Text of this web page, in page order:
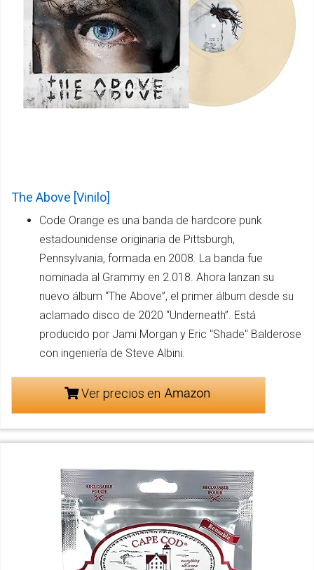
The Above [Vinilo]
Code Orange es una banda de hardcore punk
estadounidense originaria de Pittsburgh,
Pennsylvania,​ formada en 2008. La banda fue
nominada al Grammy en 2.018. Ahora lanzan su
nuevo álbum “The Above”, el primer álbum desde su
aclamado disco de 2020 “Underneath”. Está
producido por Jami Morgan y Eric "Shade" Balderose
con ingeniería de Steve Albini.
Ver precios en